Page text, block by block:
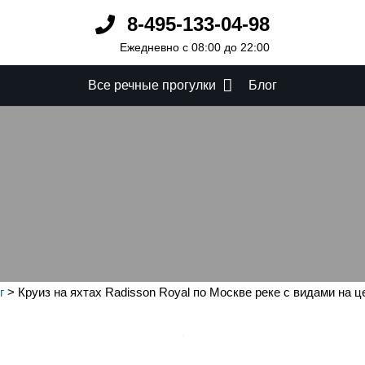
8-495-133-04-98
Ежедневно с 08:00 до 22:00
Все речные прогулки Блог
> Круиз на яхтах Radisson Royal по Москве реке с видами на